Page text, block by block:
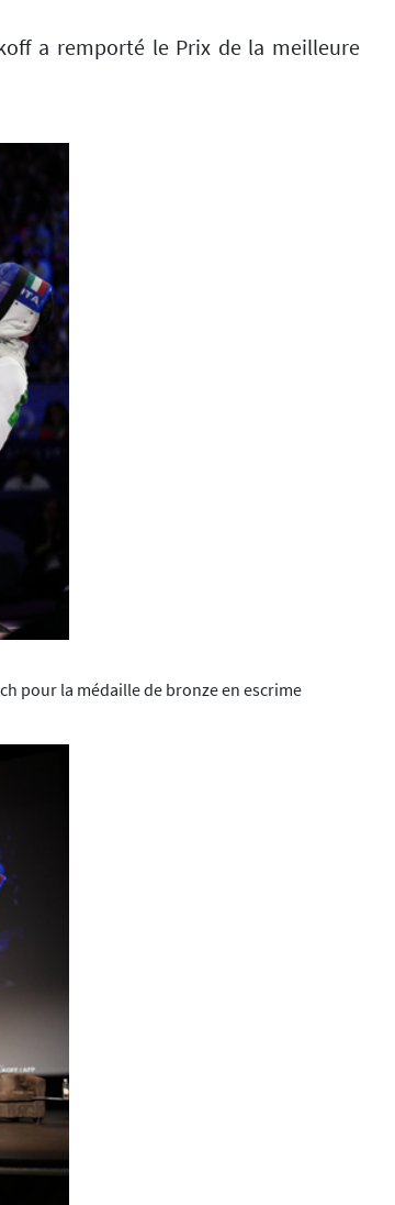
a remporté le Prix de la meilleure
pour la médaille de bronze en escrime